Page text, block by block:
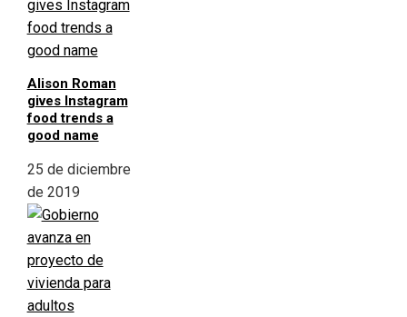
Alison Roman
gives Instagram
food trends a
good name
25 de diciembre
de 2019